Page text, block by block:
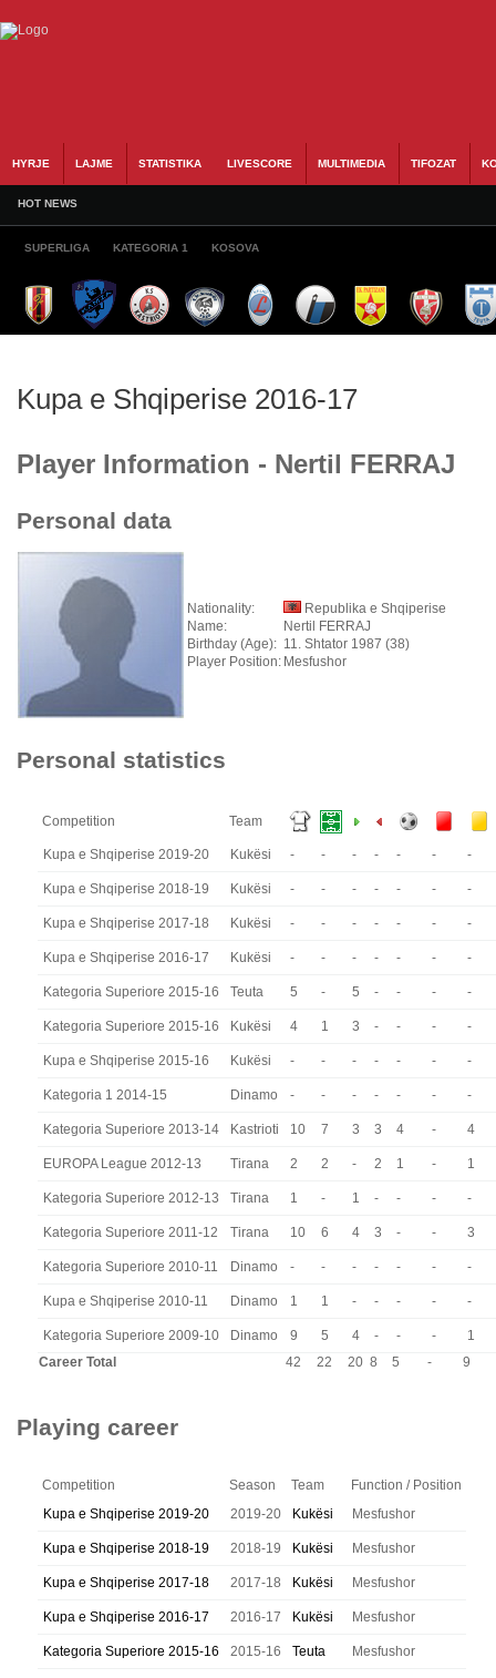
HYRJE LAJME STATISTIKA LIVESCORE MULTIMEDIA TIFOZAT
HOT NEWS
SUPERLIGA KATEGORIA 1 KOSOVA
Kupa e Shqiperise 2016-17
Player Information - Nertil FERRAJ
Personal data
Nationality:
Republika e Shqiperise
Name:
Nertil FERRAJ
Birthday (Age): 11. Shtator 1987 (38)
Player Position: Mesfushor
Personal statistics
Competition Team
Kupa e Shqiperise 2019-20 Kukësi - - - - - - -
Kupa e Shqiperise 2018-19 Kukësi - - - - - - -
Kupa e Shqiperise 2017-18 Kukësi - - - - - - -
Kupa e Shqiperise 2016-17 Kukësi - - - - - - -
Kategoria Superiore 2015-16 Teuta 5 - 5 - - - -
Kategoria Superiore 2015-16 Kukësi 4 1 3 - - - -
Kupa e Shqiperise 2015-16 Kukësi - - - - - - -
Kategoria 1 2014-15 Dinamo - - - - - - -
Kategoria Superiore 2013-14 Kastrioti 10 7 3 3 4 - 4
EUROPA League 2012-13 Tirana 2 2 - 2 1 - 1
Kategoria Superiore 2012-13 Tirana 1 - 1 - - - -
Kategoria Superiore 2011-12 Tirana 10 6 4 3 - - 3
Kategoria Superiore 2010-11 Dinamo - - - - - - -
Kupa e Shqiperise 2010-11 Dinamo 1 1 - - - - -
Kategoria Superiore 2009-10 Dinamo 9 5 4 - - -
1
Career Total
42 22 20 8 5 - 9
Playing career
Competition Season Team
Function / Position
Kupa e Shqiperise 2019-20
2019-20 Kukësi Mesfushor
Kupa e Shqiperise 2018-19 2018-19 Kukësi Mesfushor
Kupa e Shqiperise 2017-18 2017-18 Kukësi Mesfushor
Kupa e Shqiperise 2016-17 2016-17 Kukësi Mesfushor
Kategoria Superiore 2015-16 2015-16 Teuta Mesfushor